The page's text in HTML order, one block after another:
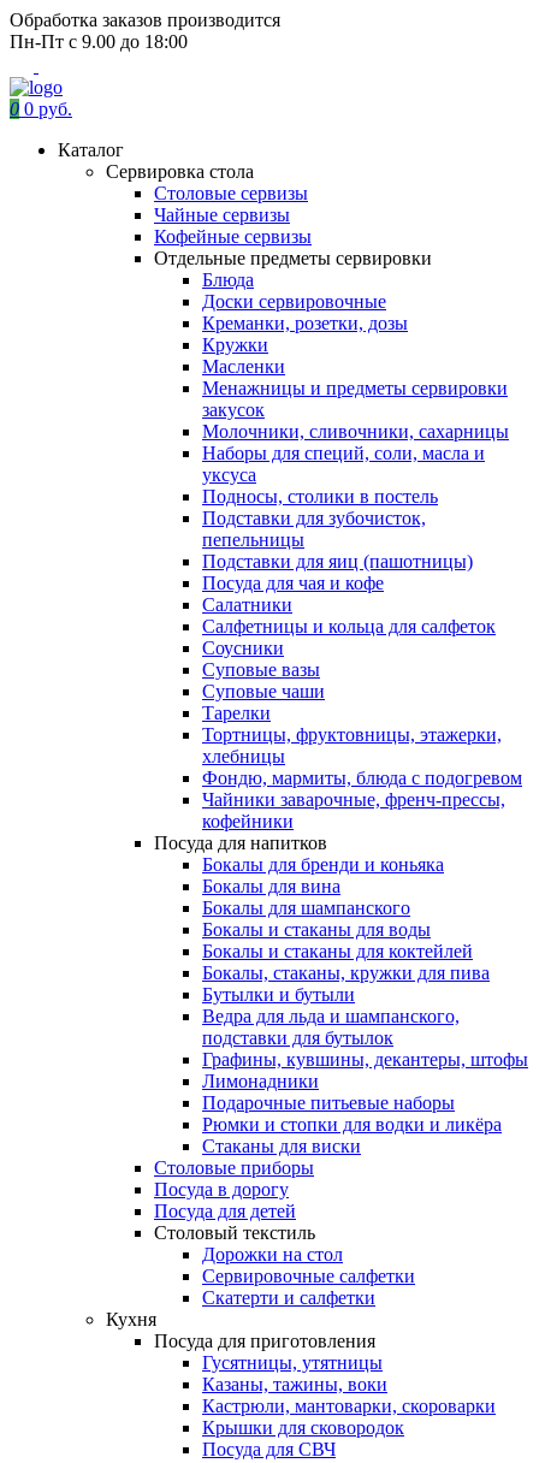
Обработка заказов производится
Пн-Пт с 9.00 до 18:00
0 0 руб.
Каталог
Сервировка стола
Столовые сервизы
Чайные сервизы
Кофейные сервизы
Отдельные предметы сервировки
Блюда
Доски сервировочные
Креманки, розетки, дозы
Кружки
Масленки
Менажницы и предметы сервировки
закусок
Молочники, сливочники, сахарницы
Наборы для специй, соли, масла и
уксуса
Подносы, столики в постель
Подставки для зубочисток,
пепельницы
Подставки для яиц (пашотницы)
Посуда для чая и кофе
Салатники
Салфетницы и кольца для салфеток
Соусники
Суповые вазы
Суповые чаши
Тарелки
Тортницы, фруктовницы, этажерки,
хлебницы
Фондю, мармиты, блюда с подогревом
Чайники заварочные, френч-прессы,
кофейники
Посуда для напитков
Бокалы для бренди и коньяка
Бокалы для вина
Бокалы для шампанского
Бокалы и стаканы для воды
Бокалы и стаканы для коктейлей
Бокалы, стаканы, кружки для пива
Бутылки и бутыли
Ведра для льда и шампанского,
подставки для бутылок
Графины, кувшины, декантеры, штофы
Лимонадники
Подарочные питьевые наборы
Рюмки и стопки для водки и ликёра
Стаканы для виски
Столовые приборы
Посуда в дорогу
Посуда для детей
Столовый текстиль
Дорожки на стол
Сервировочные салфетки
Скатерти и салфетки
Кухня
Посуда для приготовления
Гусятницы, утятницы
Казаны, тажины, воки
Кастрюли, мантоварки, скороварки
Крышки для сковородок
Посуда для СВЧ